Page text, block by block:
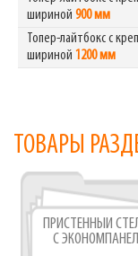
шириной 900 мм
Топер-лайтбокс с
шириной 1200 мм
ТОВАРЫ
ПРИСТЕННЫЙ
С